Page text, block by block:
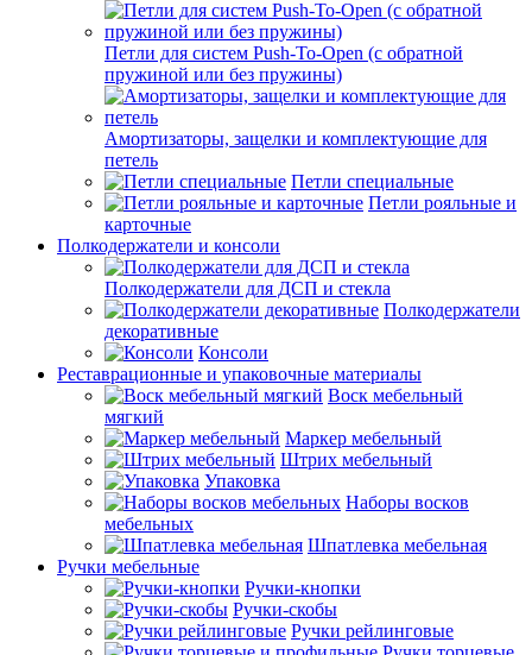
Петли для систем Push-To-Open (с обратной
пружиной или без пружины)
Амортизаторы, защелки и комплектующие для
петель
Петли специальные
Петли рояльные и
карточные
Полкодержатели и консоли
Полкодержатели для ДСП и стекла
Полкодержатели
декоративные
Консоли
Реставрационные и упаковочные материалы
Воск мебельный
мягкий
Маркер мебельный
Штрих мебельный
Упаковка
Наборы восков
мебельных
Шпатлевка мебельная
Ручки мебельные
Ручки-кнопки
Ручки-скобы
Ручки рейлинговые